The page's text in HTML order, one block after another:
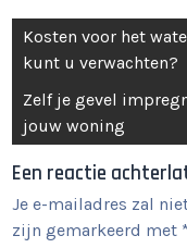
Kosten voor het
kunt u verwachten?
Zelf je gevel
jouw woning
Een reactie
Je e-mailadres zal
zijn gemarkeerd met *